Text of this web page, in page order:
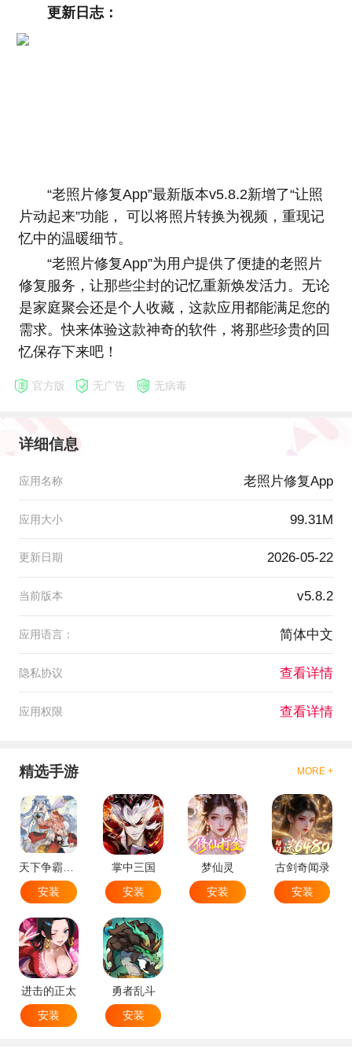
更新日志：
“老照片修复App”最新版本v5.8.2新增了“让照
片动起来”功能， 可以将照片转换为视频，重现记
忆中的温暖细节。
“老照片修复App”为用户提供了便捷的老照片
修复服务，让那些尘封的记忆重新焕发活力。无论
是家庭聚会还是个人收藏，这款应用都能满足您的
需求。快来体验这款神奇的软件，将那些珍贵的回
忆保存下来吧！
官方版 无广告 无病毒
详细信息
应用名称 老照片修复App
应用大小 99.31M
更新日期 2026-05-22
当前版本 v5.8.2
应用语言： 简体中文
隐私协议 查看详情
应用权限 查看详情
精选手游 MORE +
天下争霸三国志
安装
掌中三国
安装
梦仙灵
安装
古剑奇闻录
安装
进击的正太
安装
勇者乱斗
安装